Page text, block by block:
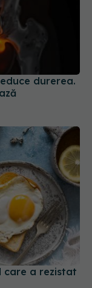
durerea.
care a rezistat